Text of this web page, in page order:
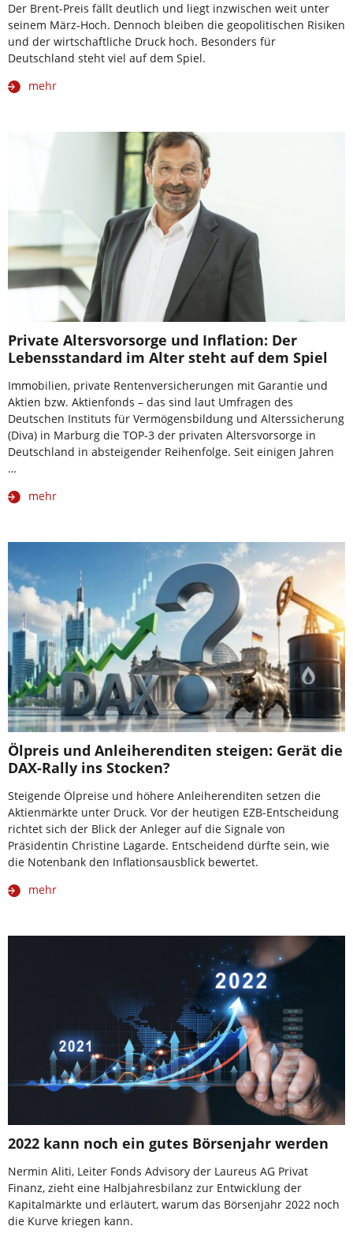
Der Brent-Preis fällt deutlich und liegt inzwischen weit unter
seinem März-Hoch. Dennoch bleiben die geopolitischen Risiken
und der wirtschaftliche Druck hoch. Besonders für
Deutschland steht viel auf dem Spiel.
mehr
Private Altersvorsorge und Inflation: Der
Lebensstandard im Alter steht auf dem Spiel
Immobilien, private Rentenversicherungen mit Garantie und
Aktien bzw. Aktienfonds – das sind laut Umfragen des
Deutschen Instituts für Vermögensbildung und Alterssicherung
(Diva) in Marburg die TOP-3 der privaten Altersvorsorge in
Deutschland in absteigender Reihenfolge. Seit einigen Jahren
…
mehr
Ölpreis und Anleiherenditen steigen: Gerät die
DAX-Rally ins Stocken?
Steigende Ölpreise und höhere Anleiherenditen setzen die
Aktienmärkte unter Druck. Vor der heutigen EZB-Entscheidung
richtet sich der Blick der Anleger auf die Signale von
Präsidentin Christine Lagarde. Entscheidend dürfte sein, wie
die Notenbank den Inflationsausblick bewertet.
mehr
2022 kann noch ein gutes Börsenjahr werden
Nermin Aliti, Leiter Fonds Advisory der Laureus AG Privat
Finanz, zieht eine Halbjahresbilanz zur Entwicklung der
Kapitalmärkte und erläutert, warum das Börsenjahr 2022 noch
die Kurve kriegen kann.